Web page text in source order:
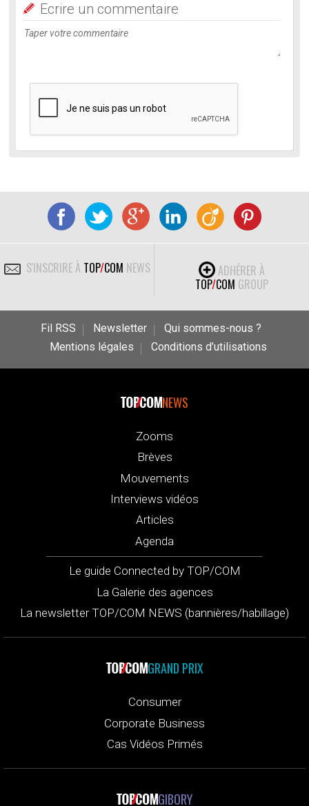
Ecrire un commentaire
S'INSCRIRE À TOP/COM NEWS
ADHÉRER À
TOP/COM GROUP
Fil RSS Newsletter
Qui sommes-nous ?
Mentions légales
Conditions d’utilisations
NEWS
Zooms
Brèves
Mouvements
Interviews vidéos
Articles
Agenda
Le guide Connected by TOP/COM
La Galerie des agences
La newsletter TOP/COM NEWS (bannières/habillage)
GRAND PRIX
Consumer
Corporate Business
Cas Vidéos Primés
GIBORY